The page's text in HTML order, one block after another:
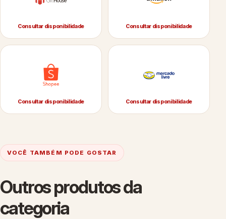
Consultar disponibilidade Consultar disponibilidade
Consultar disponibilidade Consultar disponibilidade
VOCÊ TAMBÉM PODE GOSTAR
Outros produtos da
categoria